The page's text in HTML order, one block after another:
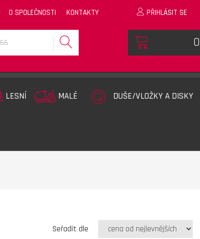
O SPOLEČNOSTI KONTAKTY PŘIHLÁSIT SE
LESNÍ MALÉ DUŠE/VLOŽKY A DISKY
Seřadit dle